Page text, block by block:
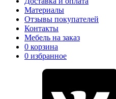
Материалы
Отзывы покупателей
Контакты
Мебель на заказ
0 корзина
0 избранное